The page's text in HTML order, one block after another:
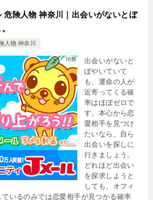
危険人物 神奈川｜出会いがないとぼ
人物 神奈川
出会いがないと
ぼやいていて
も、運命の人が
近寄ってくる確
率はほぼゼロで
す。本心から恋
愛相手を見つけ
たいなら、自ら
出会いを探しに
行きましょう。
どれほど出会い
を探求しようと
しても、オフィ
ているのみでは恋愛相手が見つかる確率